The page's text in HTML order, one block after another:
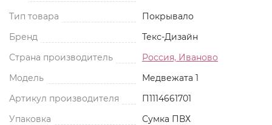
Тип товара
Покрывало
Бренд
Текс-Дизайн
Страна производитель
Россия, Иваново
Модель
Медвежата 1
Артикул производителя
П1114661701
Упаковка
Сумка ПВХ